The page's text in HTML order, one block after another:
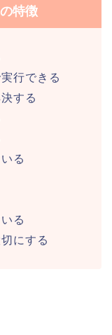
特徴
行できる
する
る
る
にする